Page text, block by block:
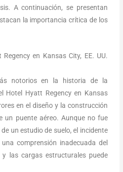
A continuación, se presentan
la importancia crítica de los
en Kansas City, EE. UU.
notorios en la historia de la
Hotel Hyatt Regency en Kansas
en el diseño y la construcción
un puente aéreo. Aunque no fue
un estudio de suelo, el incidente
comprensión inadecuada del
las cargas estructurales puede